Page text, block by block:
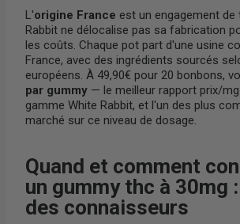
L'origine France est un engagement de
Rabbit ne délocalise pas sa fabrication
les coûts. Chaque pot part d'une usine
France, avec des ingrédients sourcés
européens. À 49,90€ pour 20 bonbons,
par gummy— le meilleur rapport prix/
gamme White Rabbit, et l'un des plus
marché sur ce niveau de dosage.
Quand et comment
un gummy thc à 30mg
des connaisseurs